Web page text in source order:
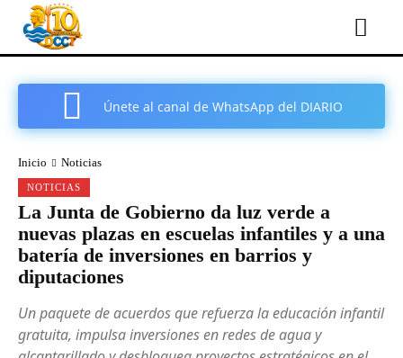
Únete al canal de WhatsApp del DIARIO
Inicio Noticias
NOTICIAS
La Junta de Gobierno da luz verde a
nuevas plazas en escuelas infantiles y a una
batería de inversiones en barrios y
diputaciones
Un paquete de acuerdos que refuerza la educación infantil
gratuita, impulsa inversiones en redes de agua y